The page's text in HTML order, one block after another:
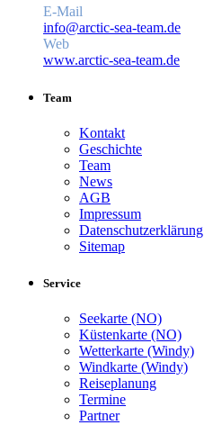
E-Mail
info@arctic-sea-team.de
Web
www.arctic-sea-team.de
Team
Kontakt
Geschichte
Team
News
AGB
Impressum
Datenschutzerklärung
Sitemap
Service
Seekarte (NO)
Küstenkarte (NO)
Wetterkarte (Windy)
Windkarte (Windy)
Reiseplanung
Termine
Partner